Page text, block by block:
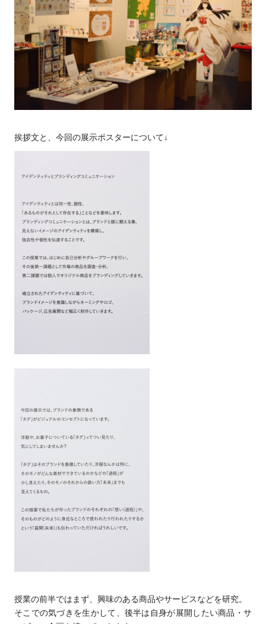
挨拶文と、今回の展示ポスターについて↓
授業の前半ではまず、興味のある商品やサービスなどを研究。
そこでの気づきを生かして、後半は自身が展開したい商品・サ